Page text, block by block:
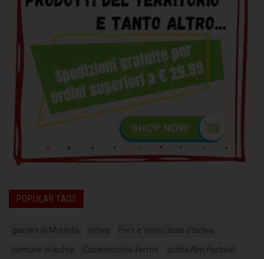
POPULAR TAGS
giardini la Mortella ischia Forti e Veloci Isola d'Ischia
comune di ischia Casamicciola Terme ischia film festival